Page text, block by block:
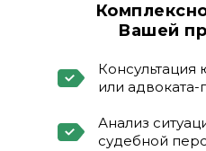
Консультация
или адвоката-
Анализ
судебной
Вашей